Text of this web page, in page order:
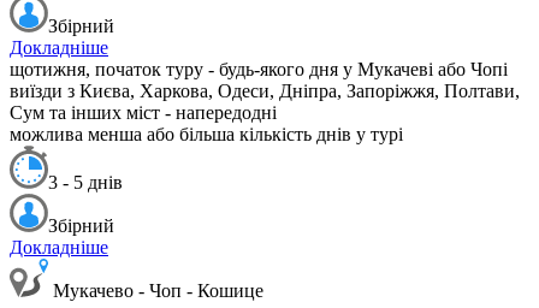
Збірний
Докладніше
щотижня, початок туру - будь-якого дня у Мукачеві або Чопі
виїзди з Києва, Харкова, Одеси, Дніпра, Запоріжжя, Полтави,
Сум та інших міст - напередодні
можлива менша або більша кількість днів у турі
3 - 5 днів
Збірний
Докладніше
Мукачево - Чоп - Кошице